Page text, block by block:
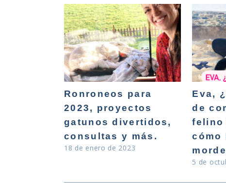
Ronroneos para
2023, proyectos
gatunos divertidos,
consultas y más.
18 de enero de 2023
Eva,
de
felino
cómo
5 de